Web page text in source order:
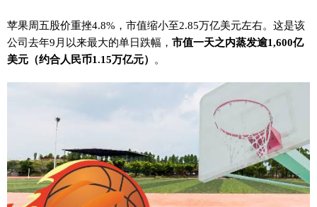
苹果周五股价重挫4.8%，市值缩小至2.85万亿美元左右。这是该
公司去年9月以来最大的单日跌幅， 市值一天之内蒸发逾1,600亿
美元（约合人民币1.15万亿元）
。